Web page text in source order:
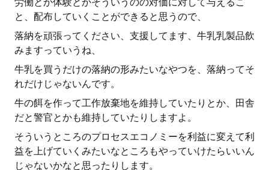
と、配布していくことができると思うので、
落納を頑張ってください、支援してます、牛乳乳製品飲
みますっていうね、
牛乳を買うだけの落納の形みたいなやつを、落納ってそ
れだけじゃないんです。
牛の餌を作って工作放棄地を維持していたりとか、田舎
だと警官とかも維持していたりしますよ。
そういうところのプロセスエコノミーを利益に変えて利
益を上げていくみたいなところもやっていけたらいいん
じゃないかなと思ったりします。